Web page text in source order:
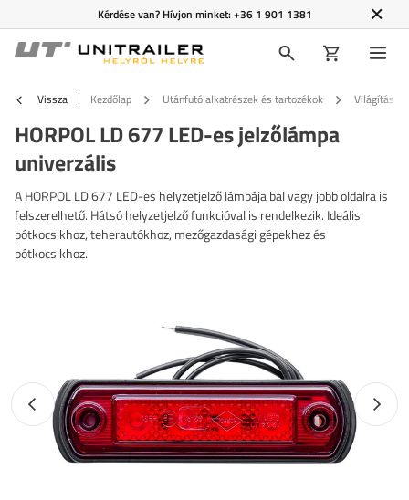
Kérdése van? Hívjon minket:+36 1 901 1381
Vissza Kezdőlap Utánfutó alkatrészek és tartozékok Világítás
HORPOL LD 677 LED-es jelzőlámpa
univerzális
A HORPOL LD 677 LED-es helyzetjelző lámpája bal vagy jobb oldalra is
felszerelhető. Hátsó helyzetjelző funkcióval is rendelkezik. Ideális
pótkocsikhoz, teherautókhoz, mezőgazdasági gépekhez és
pótkocsikhoz.
Előző fotó